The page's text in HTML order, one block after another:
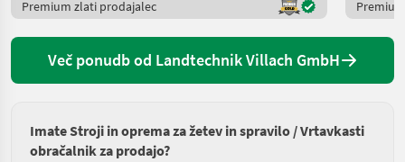
Premium zlati prodajalec
Več ponudb od Landtechnik Villach GmbH
Imate Stroji in oprema za žetev in spravilo / Vrtavkasti
obračalnik za prodajo?